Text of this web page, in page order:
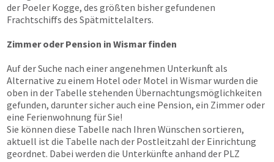
der Poeler Kogge, des größten bisher gefundenen
Frachtschiffs des Spätmittelalters.
Zimmer oder Pension in Wismar finden
Auf der Suche nach einer angenehmen Unterkunft als
Alternative zu einem Hotel oder Motel in Wismar wurden die
oben in der Tabelle stehenden Übernachtungsmöglichkeiten
gefunden, darunter sicher auch eine Pension, ein Zimmer oder
eine Ferienwohnung für Sie!
Sie können diese Tabelle nach Ihren Wünschen sortieren,
aktuell ist die Tabelle nach der Postleitzahl der Einrichtung
geordnet. Dabei werden die Unterkünfte anhand der PLZ